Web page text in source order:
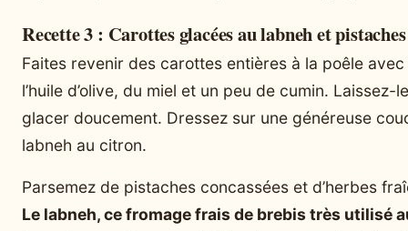
Recette 3 : Carottes glacées au labneh et pistaches
Faites revenir des carottes entières à la poêle
l’huile d’olive, du miel et un peu de cumin. Laissez-
glacer doucement. Dressez sur une généreuse
labneh au citron.
Parsemez de pistaches concassées et d’herbes
Le labneh, ce fromage frais de brebis très utilisé